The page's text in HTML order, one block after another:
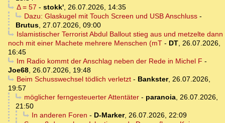
Δ = 57 - stokk', 26.07.2026, 14:35
Dazu: Glaskugel mit Touch Screen und USB Anschluss-
Brutus, 27.07.2026, 09:00
Islamistischer Terrorist Abdul Ballout stieg aus und metzelte dann
noch mit einer Machete mehrere Menschen (mT - DT, 26.07.2026,
16:45
Im Radio kommt der Anschlag neben der Rede in Michel F -
Joe68, 26.07.2026, 19:48
Beim Schusswechsel tödlich verletzt- Bankster, 26.07.2026,
19:57
möglicher ferngesteuerter Attentäter- paranoia, 26.07.2026,
21:50
In anderen Foren - D-Marker, 26.07.2026, 22:09